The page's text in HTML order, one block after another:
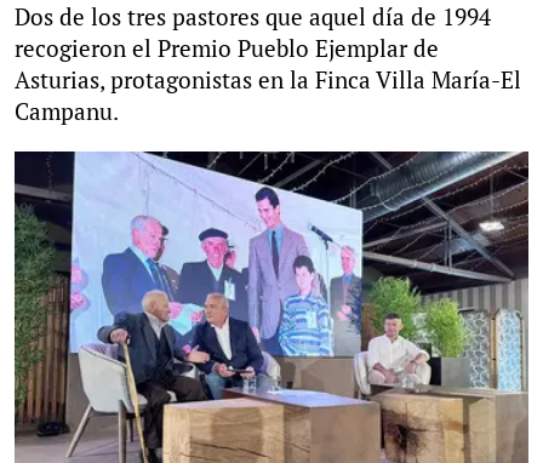
Dos de los tres pastores que aquel día de 1994
recogieron el Premio Pueblo Ejemplar de
Asturias, protagonistas en la Finca Villa María-El
Campanu.